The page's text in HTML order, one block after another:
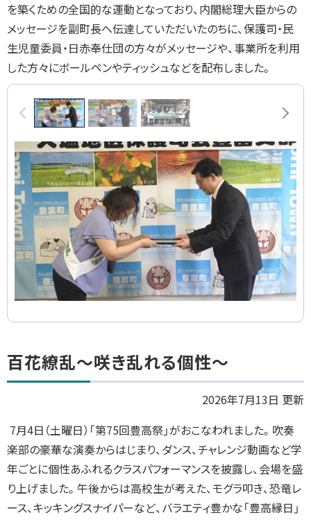
を築くための全国的な運動となっており、内閣総理大臣からの
メッセージを副町長へ伝達していただいたのちに、保護司・民
生児童委員・日赤奉仕団の方々がメッセージや、事業所を利用
した方々にボールペンやティッシュなどを配布しました。
画
ラ
イ
ド
集
前へ 次へ
ト
ッ
戻
る
百花繚乱～咲き乱れる個性～
2026年7月13日 更新
7月4日（土曜日）「第75回豊高祭」がおこなわれました。吹奏
楽部の豪華な演奏からはじまり、ダンス、チャレンジ動画など学
年ごとに個性あふれるクラスパフォーマンスを披露し、会場を盛
り上げました。午後からは高校生が考えた、モグラ叩き、恐竜レ
ース、キッキングスナイパーなど、バラエティ豊かな「豊高縁日」